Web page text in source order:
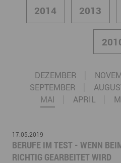
2014 2013
DEZEMBER
SEPTEMBER
MAI
APRIL
17.05.2019
BERUFE IM TEST - WENN
RICHTIG GEARBEITET WIRD